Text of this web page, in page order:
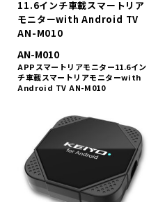
11.6インチ車載スマートリア
モニターwith Android TV
AN-M010
AN-M010
APPスマートリアモニター11.6イン
チ車載スマートリアモニターwith
Android TV AN-M010